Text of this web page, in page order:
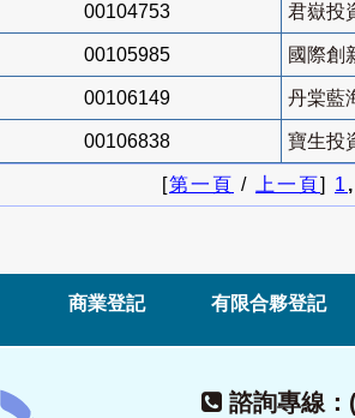
00104753 君嶽投
00105985 國際創
00106149 丹棠藍
00106838 寶生投
[第一頁 / 上一頁] 1,
商業登記 有限合夥登記
諮詢專線：